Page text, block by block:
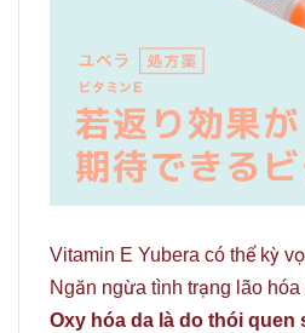
Vitamin E Yubera có thể kỳ
Ngăn ngừa tình trạng lão hóa
Oxy hóa da là do thói quen